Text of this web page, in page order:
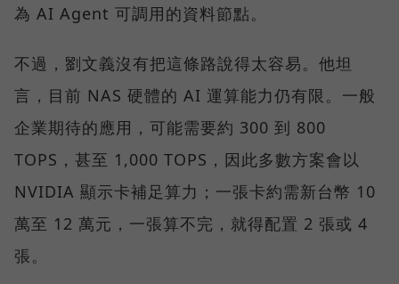
為 AI Agent 可調用的資料節點。
不過，劉文義沒有把這條路說得太容易。他坦
言，目前 NAS 硬體的 AI 運算能力仍有限。一般
企業期待的應用，可能需要約 300 到 800
TOPS，甚至 1,000 TOPS，因此多數方案會以
NVIDIA 顯示卡補足算力；一張卡約需新台幣 10
萬至 12 萬元，一張算不完，就得配置 2 張或 4
張。